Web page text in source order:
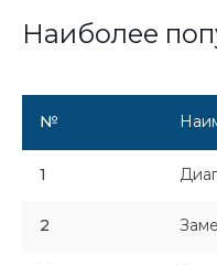
Наиболее
№
1
2